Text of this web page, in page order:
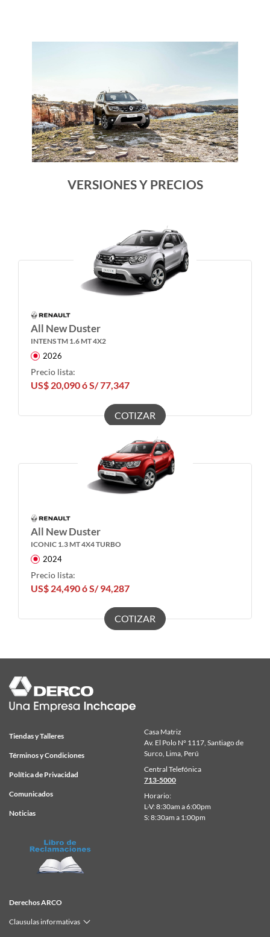
VERSIONES Y PRECIOS
All New Duster
INTENS TM 1.6 MT 4X2
2026
Precio lista:
US$ 20,090 ó S/ 77,347
COTIZAR
All New Duster
ICONIC 1.3 MT 4X4 TURBO
2024
Precio lista:
US$ 24,490 ó S/ 94,287
COTIZAR
Tiendas y Talleres
Términos y Condiciones
Política de Privacidad
Comunicados
Noticias
Derechos ARCO
Clausulas informativas
Casa Matriz
Av. El Polo N° 1117, Santiago de
Surco, Lima, Perú
Central Telefónica
713-5000
Horario:
L-V: 8:30am a 6:00pm
S: 8:30am a 1:00pm